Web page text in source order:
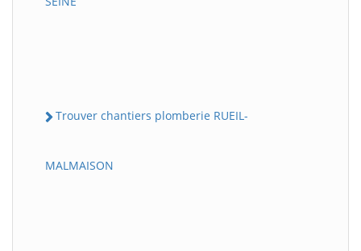
Trouver chantiers plomberie RUEIL-
MALMAISON